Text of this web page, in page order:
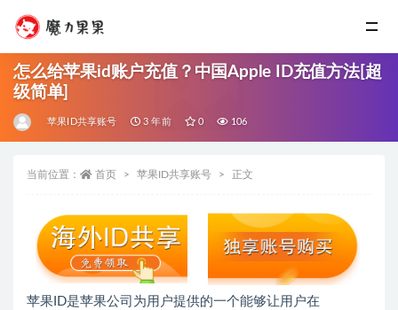
怎么给苹果id账户充值？中国Apple ID充值方法[超
级简单]
苹果ID共享账号 3 年前 0 106
当前位置： 首页 苹果ID共享账号 正文
苹果ID是苹果公司为用户提供的一个能够让用户在